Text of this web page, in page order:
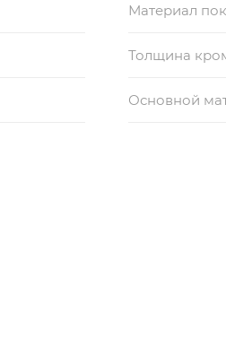
Материал
Толщина
Основной